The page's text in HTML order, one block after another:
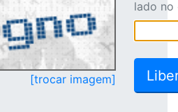
[trocar imagem]
lado no